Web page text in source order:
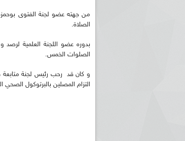
من جهته عضو لجنة الفتوى
الصلاة.
بدوره عضو اللجنة العلمية لرصد
الصلوات الخمس.
و كان قد رحب رئيس لجنة متابعة
التزام المصلين بالبرتوكول